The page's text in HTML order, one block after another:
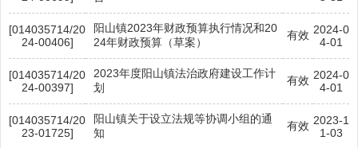
[014035714/20
24-00406]
阳山镇2023年财政预算执行情况和20
24年财政预算（草案）
有效 2024-0
4-01
[014035714/20
24-00397]
2023年度阳山镇法治政府建设工作计
划
有效 2024-0
4-01
[014035714/20
23-01725]
阳山镇关于设立法规等协调小组的通
知
有效 2023-1
1-03